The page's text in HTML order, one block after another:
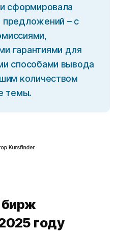
сформировала
предложений – с
гарантиями для
способами вывода
количеством
темы.
году